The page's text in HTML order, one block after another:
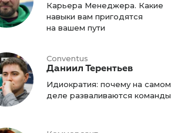
Карьера Менеджера. Какие
навыки вам пригодятся
на вашем пути
Conventus
Даниил Терентьев
Идиократия: почему на самом
деле разваливаются команды